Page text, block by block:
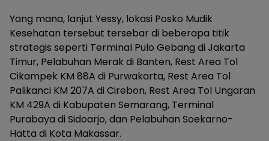
Yang mana, lanjut Yessy, lokasi Posko Mudik
Kesehatan tersebut tersebar di beberapa titik
strategis seperti Terminal Pulo Gebang di Jakarta
Timur, Pelabuhan Merak di Banten, Rest Area Tol
Cikampek KM 88A di Purwakarta, Rest Area Tol
Palikanci KM 207A di Cirebon, Rest Area Tol Ungaran
KM 429A di Kabupaten Semarang, Terminal
Purabaya di Sidoarjo, dan Pelabuhan Soekarno-
Hatta di Kota Makassar.